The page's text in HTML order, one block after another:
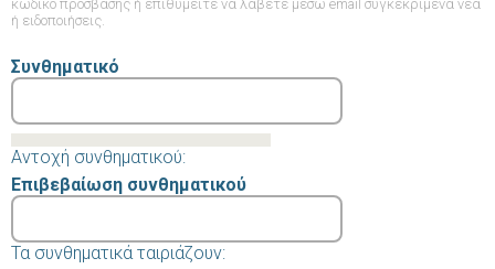
κωδικό πρόσβασης ή επιθυμείτε να λάβετε μέσω email συγκεκριμένα νέα
ή ειδοποιήσεις.
Συνθηματικό
Αντοχή συνθηματικού:
Επιβεβαίωση συνθηματικού
Τα συνθηματικά ταιριάζουν: